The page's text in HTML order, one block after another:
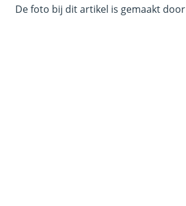
De foto bij dit artikel is gemaakt door